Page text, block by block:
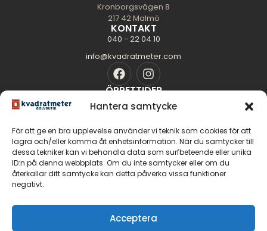
Hantera samtycke
För att ge en bra upplevelse använder vi teknik som cookies för att
lagra och/eller komma åt enhetsinformation. När du samtycker till
dessa tekniker kan vi behandla data som surfbeteende eller unika
ID:n på denna webbplats. Om du inte samtycker eller om du
återkallar ditt samtycke kan detta påverka vissa funktioner
negativt.
Acceptera
Kronborgsvägen 8
217 42 Malmö
KONTAKT
040 - 22 04 10
info@kvadratmeter.com
ÖPPETTIDER
Mån-Tors: 10.00 - 18.00
Lördag: 11.00 - 14.00
Söndag: Stängt
SIDOR
Golvguiden
Kontakt
GOLV